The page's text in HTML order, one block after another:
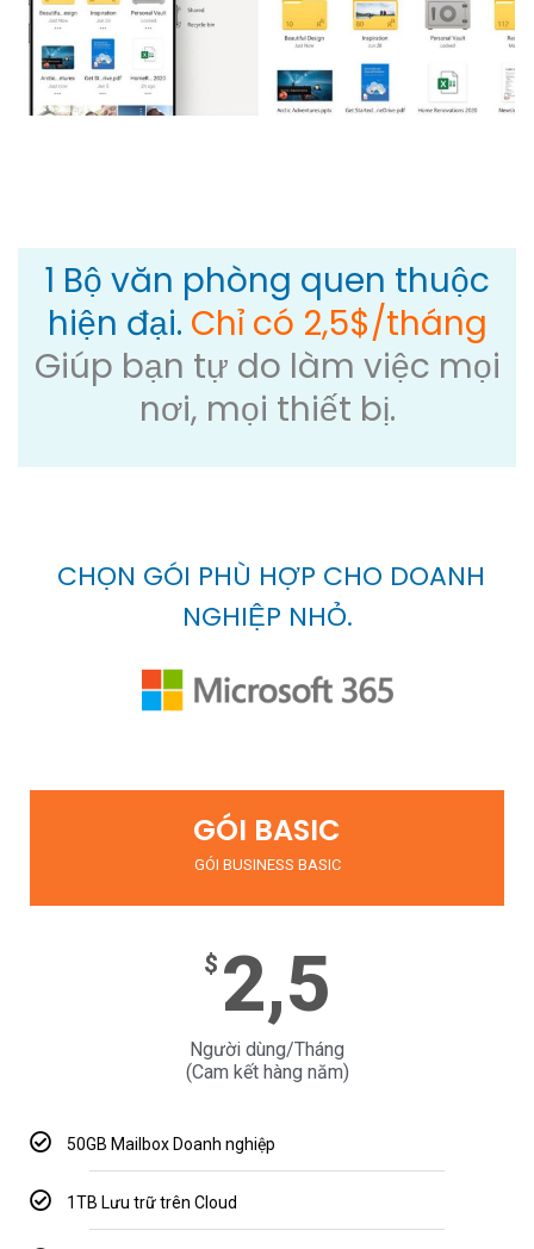
1 Bộ văn phòng quen thuộc
hiện đại. Chỉ có 2,5$/tháng
Giúp bạn tự do làm việc mọi
nơi, mọi thiết bị.
CHỌN GÓI PHÙ HỢP CHO DOANH
NGHIỆP NHỎ.
GÓI BASIC
GÓI BUSINESS BASIC
$ 2,5
Người dùng/Tháng
(Cam kết hàng năm)
50GB Mailbox Doanh nghiệp
1TB Lưu trữ trên Cloud